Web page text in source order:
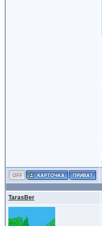
TarasBer